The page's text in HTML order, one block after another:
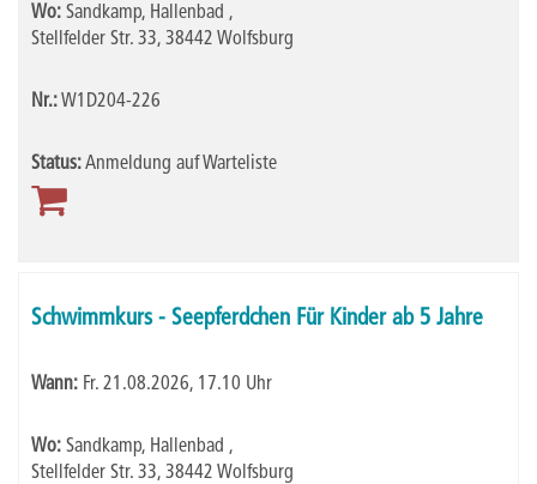
Wo: Sandkamp, Hallenbad ,
Stellfelder Str. 33, 38442 Wolfsburg
Nr.:W1D204-226
Status:Anmeldung auf Warteliste
Schwimmkurs - Seepferdchen Für Kinder ab 5 Jahre
Wann: Fr. 21.08.2026, 17.10 Uhr
Wo: Sandkamp, Hallenbad ,
Stellfelder Str. 33, 38442 Wolfsburg